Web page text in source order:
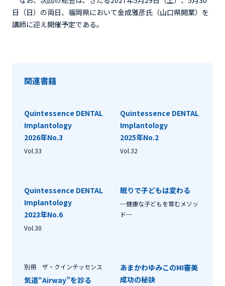
日（日）の両日、福岡県において金成雅彦氏（山口県開業）を
講師に迎え開催予定である。
関連書籍
Quintessence DENTAL
Implantology
2026年No.3
Vol.33
Quintessence DENTAL
Implantology
2025年No.2
Vol.32
Quintessence DENTAL
Implantology
2023年No.6
Vol.30
眠りで子どもは変わる
─健康な子どもを育むメソッ
ド─
別冊 ザ・クインテッセンス
気道“Airway”を診る
あまかわゆみこのMI審美
成功の秘訣